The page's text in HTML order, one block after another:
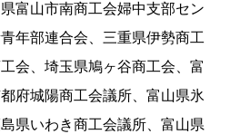
富山市南商工会婦中支部セン
年部連合会、三重県伊勢商工
会、埼玉県鳩ヶ谷商工会、富
府城陽商工会議所、富山県氷
県いわき商工会議所、富山県